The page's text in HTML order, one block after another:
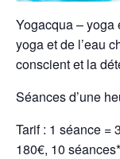
Yogacqua – yoga
yoga et de l’eau
conscient et la
Séances d’une
Tarif : 1 séance =
180€, 10